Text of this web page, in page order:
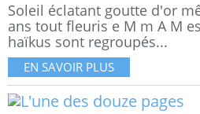
Soleil éclatant goutte d'or
ans tout fleuris e M m A M
haïkus sont regroupés...
EN SAVOIR PLUS